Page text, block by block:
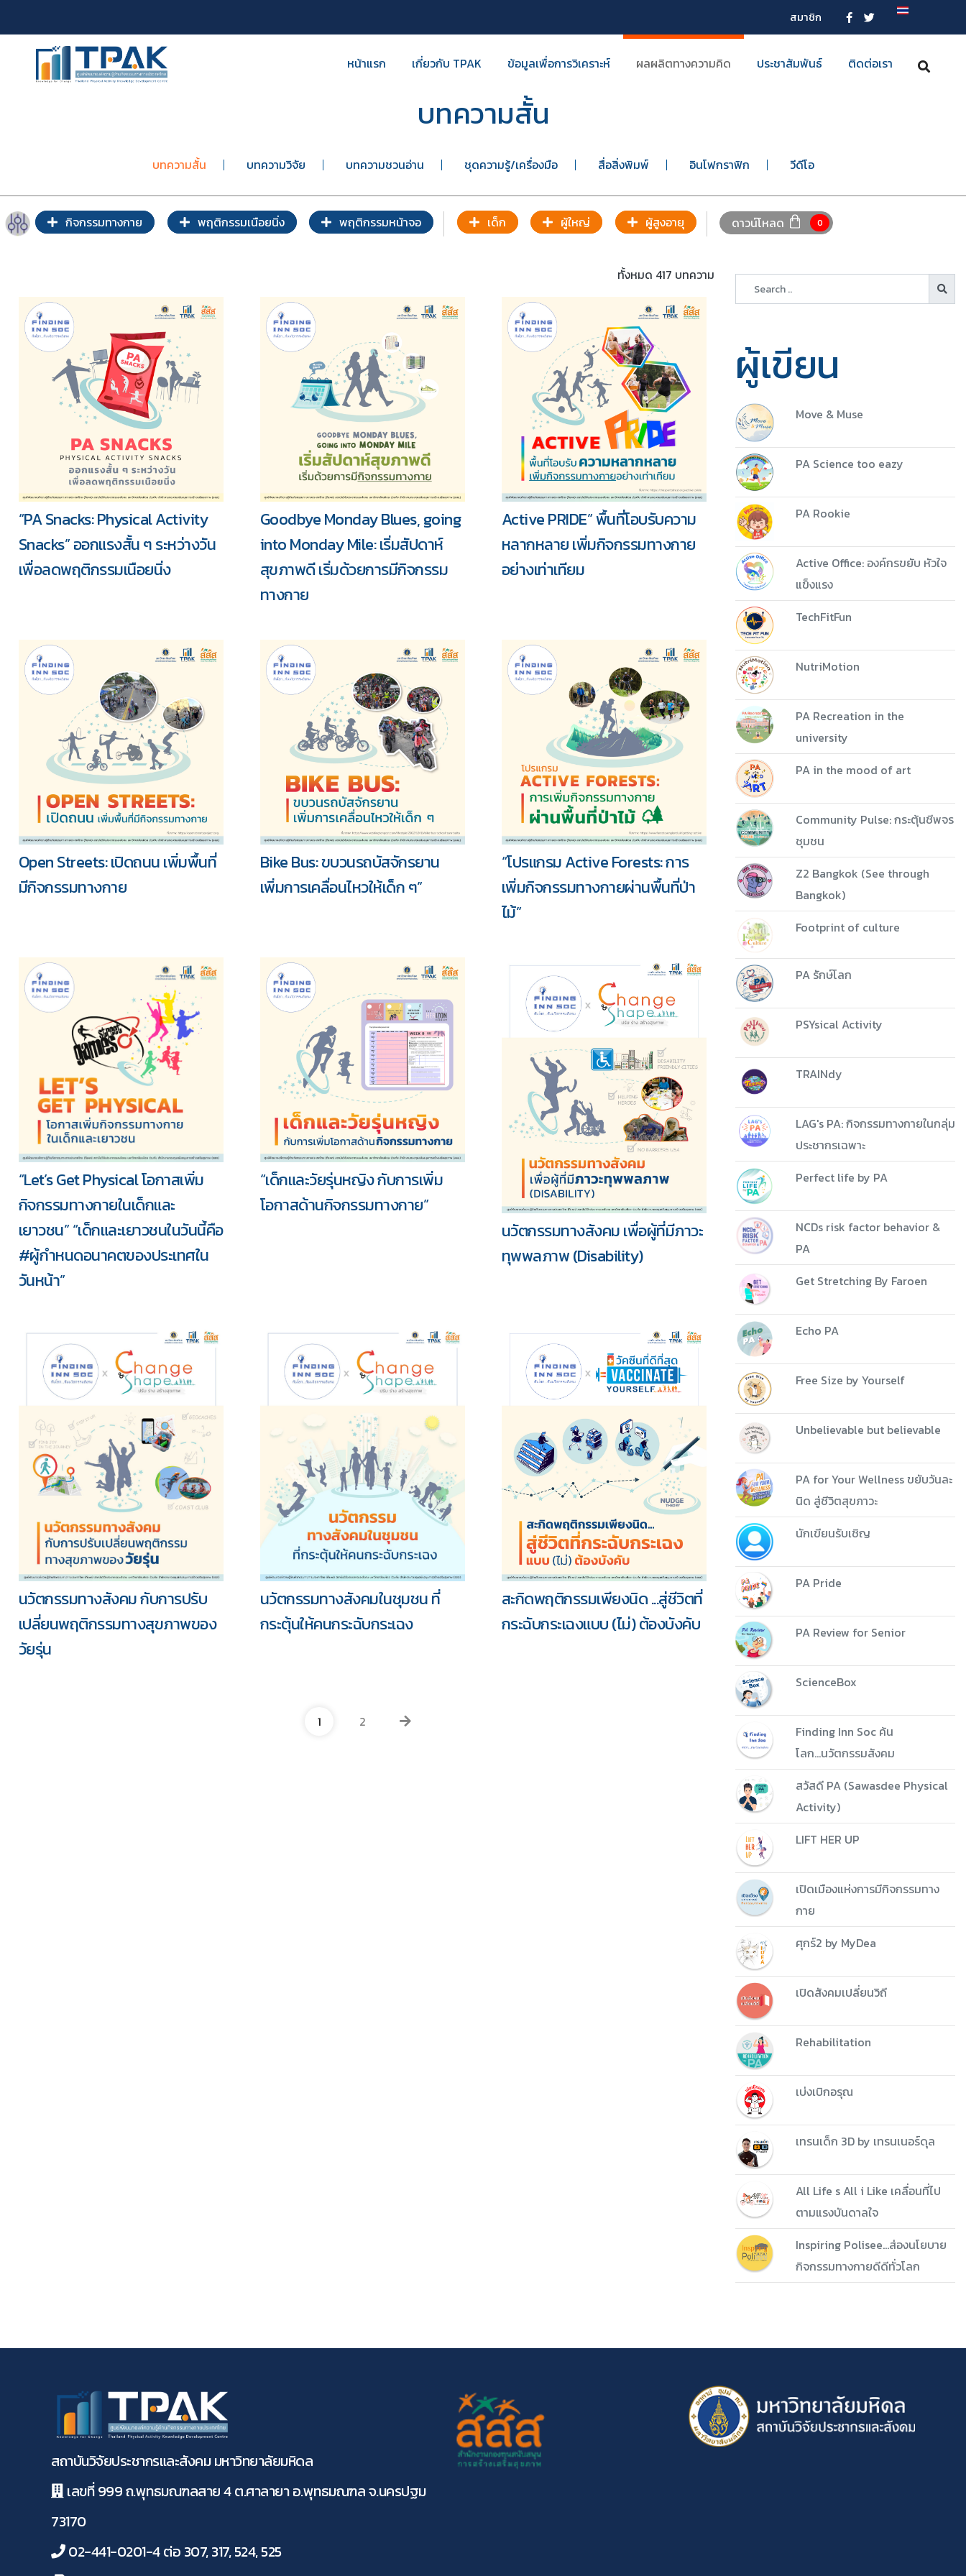
บทความสั้น
บทความสั้น บทความวิจัย บทความชวนอ่าน ชุดความรู้/เครื่องมือ สื่อสิ่งพิมพ์ อินโฟกราฟิก วีดีโอ
กิจกรรมทางกาย พฤติกรรมเนือยนิ่ง พฤติกรรมหน้าจอ เด็ก ผู้ใหญ่ ผู้สูงอายุ ดาวน์โหลด 0
Download
สมาชิก
หน้าแรก เกี่ยวกับ TPAK ข้อมูลเพื่อการวิเคราะห์ ผลผลิตทางความคิด ประชาสัมพันธ์ ติดต่อเรา
ทั้งหมด 417 บทความ
“PA Snacks: Physical Activity
Snacks” ออกแรงสั้น ๆ ระหว่างวัน
เพื่อลดพฤติกรรมเนือยนิ่ง
Goodbye Monday Blues, going
into Monday Mile: เริ่มสัปดาห์
สุขภาพดี เริ่มด้วยการมีกิจกรรม
ทางกาย
Active PRIDE” พื้นที่โอบรับความ
หลากหลาย เพิ่มกิจกรรมทางกาย
อย่างเท่าเทียม
Open Streets: เปิดถนน เพิ่มพื้นที่
มีกิจกรรมทางกาย
Bike Bus: ขบวนรถบัสจักรยาน
เพิ่มการเคลื่อนไหวให้เด็ก ๆ”
“โปรแกรม Active Forests: การ
เพิ่มกิจกรรมทางกายผ่านพื้นที่ป่า
ไม้”
“Let’s Get Physical โอกาสเพิ่ม
กิจกรรมทางกายในเด็กและ
เยาวชน” “เด็กและเยาวชนในวันนี้คือ
#ผู้กำหนดอนาคตของประเทศใน
วันหน้า”
“เด็กและวัยรุ่นหญิง กับการเพิ่ม
โอกาสด้านกิจกรรมทางกาย”
นวัตกรรมทางสังคม เพื่อผู้ที่มีภาวะ
ทุพพลภาพ (Disability)
นวัตกรรมทางสังคม กับการปรับ
เปลี่ยนพฤติกรรมทางสุขภาพของ
วัยรุ่น
นวัตกรรมทางสังคมในชุมชน ที่
กระตุ้นให้คนกระฉับกระเฉง
สะกิดพฤติกรรมเพียงนิด ...สู่ชีวิตที่
กระฉับกระเฉงแบบ (ไม่) ต้องบังคับ
1 2
ผู้เขียน
Move & Muse
PA Science too eazy
PA Rookie
Active Office: องค์กรขยับ หัวใจ
แข็งแรง
TechFitFun
NutriMotion
PA Recreation in the
university
PA in the mood of art
Community Pulse: กระตุ้นชีพจร
ชุมชน
Z2 Bangkok (See through
Bangkok)
Footprint of culture
PA รักษ์โลก
PSYsical Activity
TRAINdy
LAG's PA: กิจกรรมทางกายในกลุ่ม
ประชากรเฉพาะ
Perfect life by PA
NCDs risk factor behavior &
PA
Get Stretching By Faroen
Echo PA
Free Size by Yourself
Unbelievable but believable
PA for Your Wellness ขยับวันละ
นิด สู่ชีวิตสุขภาวะ
นักเขียนรับเชิญ
PA Pride
PA Review for Senior
ScienceBox
Finding Inn Soc ค้น
โลก...นวัตกรรมสังคม
สวัสดี PA (Sawasdee Physical
Activity)
LIFT HER UP
เปิดเมืองแห่งการมีกิจกรรมทาง
กาย
ศุกร์2 by MyDea
เปิดสังคมเปลี่ยนวิถี
Rehabilitation
เบ่งเบิกอรุณ
เทรนเด็ก 3D by เทรนเนอร์ดุล
All Life s All i Like เคลื่อนที่ไป
ตามแรงบันดาลใจ
Inspiring Polisee...ส่องนโยบาย
กิจกรรมทางกายดีดีทั่วโลก
สถาบันวิจัยประชากรและสังคม มหาวิทยาลัยมหิดล
เลขที่ 999 ถ.พุทธมณฑลสาย 4 ต.ศาลายา อ.พุทธมณฑล จ.นครปฐม
73170
02-441-0201-4 ต่อ 307, 317, 524, 525